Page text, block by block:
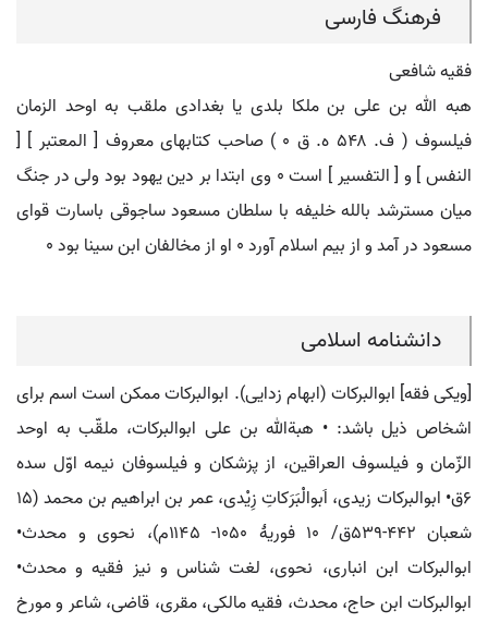
فرهنگ فارسی
فقیه شافعی
هبه الله بن علی بن ملکا بلدی یا بغدادی ملقب به اوحد الزمان
فیلسوف ( ف. ۵۴۸ ه. ق ٠ ) صاحب کتابهای معروف [ المعتبر ] [
النفس ] و [ التفسیر ] است ٠ وی ابتدا بر دین یهود بود ولی در جنگ
میان مسترشد بالله خلیفه با سلطان مسعود ساجوقی باسارت قوای
مسعود در آمد و از بیم اسلام آورد ٠ او از مخالفان ابن سینا بود ٠
دانشنامه اسلامی
[ویکی فقه] ابوالبرکات (ابهام زدایی). ابوالبرکات ممکن است اسم برای
اشخاص ذیل باشد: • هبةالله بن علی ابوالبرکات، ملقّب به اوحد
الزّمان و فیلسوف العراقین، از پزشکان و فیلسوفان نیمه اوّل سده
۶ق• ابوالبرکات زیدی، اَبوالْبَرَکاتِ زِیْدی، عمر بن ابراهیم بن محمد (۱۵
شعبان ۴۴۲-۵۳۹ق/ ۱۰ فوریۀ ۱۰۵۰- ۱۱۴۵م)، نحوی و محدث•
ابوالبرکات ابن انباری، نحوی، لغت شناس و نیز فقیه و محدث•
ابوالبرکات ابن حاج، محدث، فقیه مالکی، مقری، قاضی، شاعر و مورخ